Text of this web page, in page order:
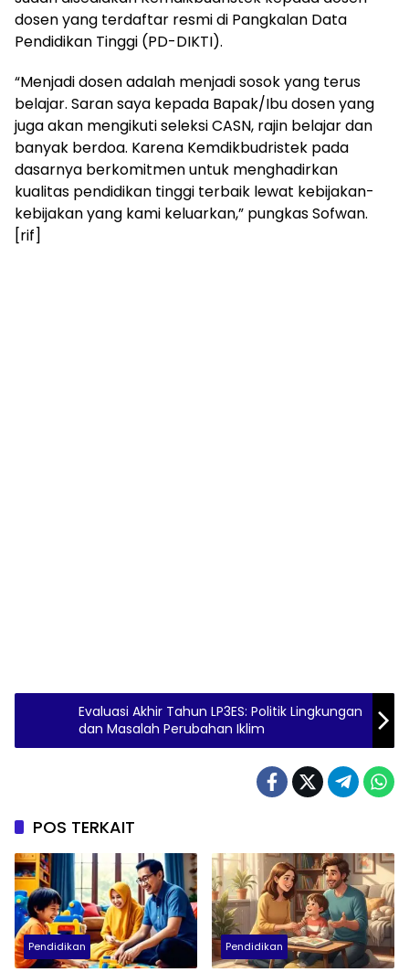
dosen yang terdaftar resmi di Pangkalan Data
Pendidikan Tinggi (PD-DIKTI).
“Menjadi dosen adalah menjadi sosok yang terus
belajar. Saran saya kepada Bapak/Ibu dosen yang
juga akan mengikuti seleksi CASN, rajin belajar dan
banyak berdoa. Karena Kemdikbudristek pada
dasarnya berkomitmen untuk menghadirkan
kualitas pendidikan tinggi terbaik lewat kebijakan-
kebijakan yang kami keluarkan,” pungkas Sofwan.
[rif]
Evaluasi Akhir Tahun LP3ES: Politik Lingkungan
dan Masalah Perubahan Iklim
POS TERKAIT
Pendidikan Pendidikan